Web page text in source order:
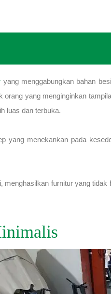
yang menggabungkan bahan
orang yang menginginkan
luas dan terbuka.
yang menekankan pada
menghasilkan furnitur yang